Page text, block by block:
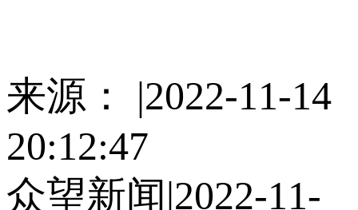
来源： |2022-11-14
20:12:47
众望新闻|2022-11-